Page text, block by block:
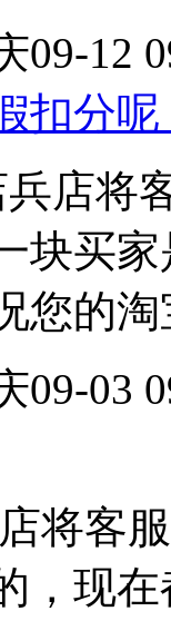
09-12
扣分呢
店将
块买
您的
09-03
将客
，现